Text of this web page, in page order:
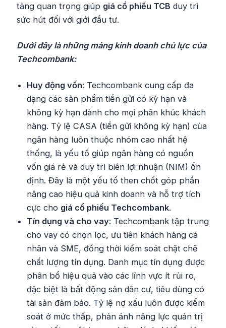
tảng quan trọng giúp giá cổ phiếu TCB duy trì
sức hút đối với giới đầu tư.
Dưới đây là những mảng kinh doanh chủ lực của
Techcombank:
Huy động vốn: Techcombank cung cấp đa
dạng các sản phẩm tiền gửi có kỳ hạn và
không kỳ hạn dành cho mọi phân khúc khách
hàng. Tỷ lệ CASA (tiền gửi không kỳ hạn) của
ngân hàng luôn thuộc nhóm cao nhất hệ
thống, là yếu tố giúp ngân hàng có nguồn
vốn giá rẻ và duy trì biên lợi nhuận (NIM) ổn
định. Đây là một yếu tố then chốt góp phần
nâng cao hiệu quả kinh doanh và hỗ trợ tích
cực cho giá cổ phiếu Techcombank.
Tín dụng và cho vay: Techcombank tập trung
cho vay có chọn lọc, ưu tiên khách hàng cá
nhân và SME, đồng thời kiểm soát chặt chẽ
chất lượng tín dụng. Danh mục tín dụng được
phân bổ hiệu quả vào các lĩnh vực ít rủi ro,
đặc biệt là bất động sản dân cư, tiêu dùng có
tài sản đảm bảo. Tỷ lệ nợ xấu luôn được kiểm
soát ở mức thấp, phản ánh năng lực quản trị